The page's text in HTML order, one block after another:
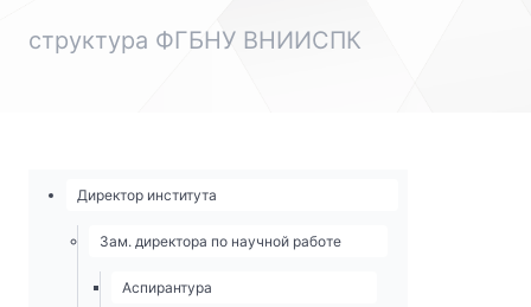
структура ФГБНУ ВНИИСПК
Директор института
Зам. директора по научной работе
Аспирантура